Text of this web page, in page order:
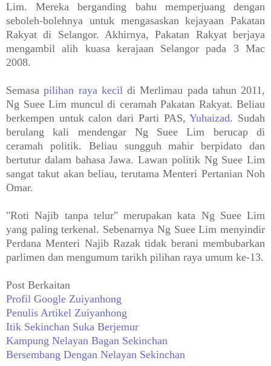
Lim. Mereka berganding bahu memperjuang dengan
seboleh-bolehnya untuk mengasaskan kejayaan Pakatan
Rakyat di Selangor. Akhirnya, Pakatan Rakyat berjaya
mengambil alih kuasa kerajaan Selangor pada 3 Mac
2008.
Semasapilihan raya kecildi Merlimau pada tahun 2011,
Ng Suee Lim muncul di ceramah Pakatan Rakyat. Beliau
berkempen untuk calon dari Parti PAS,Yuhaizad. Sudah
berulang kali mendengar Ng Suee Lim berucap di
ceramah politik. Beliau sungguh mahir berpidato dan
bertutur dalam bahasa Jawa. Lawan politik Ng Suee Lim
sangat takut akan beliau, terutama Menteri Pertanian Noh
Omar.
"Roti Najib tanpa telur" merupakan kata Ng Suee Lim
yang paling terkenal. Sebenarnya Ng Suee Lim menyindir
Perdana Menteri Najib Razak tidak berani membubarkan
parlimen dan mengumum tarikh pilihan raya umum ke-13.
Post Berkaitan
Profil Google Zuiyanhong
Penulis Artikel Zuiyanhong
Itik Sekinchan Suka Berjemur
Kampung Nelayan Bagan Sekinchan
Bersembang Dengan Nelayan Sekinchan